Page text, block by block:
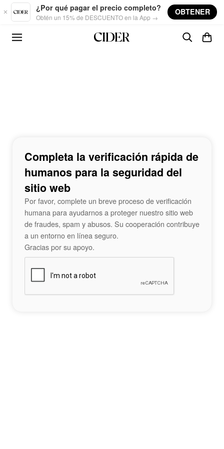
Skip to main content
¿Por qué pagar el precio completo?
Obtén un 15% de DESCUENTO en la App →
OBTENER
Completa la verificación rápida de
humanos para la seguridad del
sitio web
Por favor, complete un breve proceso de verificación
humana para ayudarnos a proteger nuestro sitio web
de fraudes, spam y abusos. Su cooperación contribuye
a un entorno en línea seguro.
Gracias por su apoyo.